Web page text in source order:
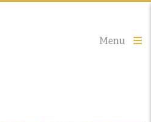
Menu